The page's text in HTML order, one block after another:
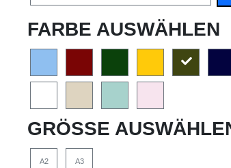
FARBE AUSWÄHLEN
GRÖSSE AUSWÄHLEN
A2 A3